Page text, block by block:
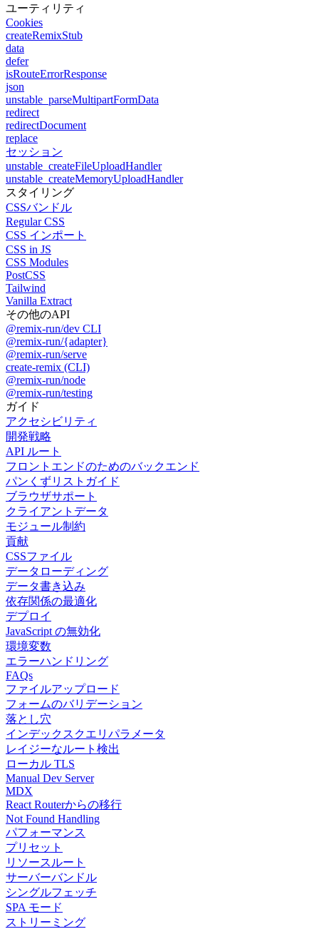
ユーティリティ
Cookies
createRemixStub
data
defer
isRouteErrorResponse
json
unstable_parseMultipartFormData
redirect
redirectDocument
replace
セッション
unstable_createFileUploadHandler
unstable_createMemoryUploadHandler
スタイリング
CSSバンドル
Regular CSS
CSS インポート
CSS in JS
CSS Modules
PostCSS
Tailwind
Vanilla Extract
その他のAPI
@remix-run/dev CLI
@remix-run/{adapter}
@remix-run/serve
create-remix (CLI)
@remix-run/node
@remix-run/testing
ガイド
アクセシビリティ
開発戦略
API ルート
フロントエンドのためのバックエンド
パンくずリストガイド
ブラウザサポート
クライアントデータ
モジュール制約
貢献
CSSファイル
データローディング
データ書き込み
依存関係の最適化
デプロイ
JavaScript の無効化
環境変数
エラーハンドリング
FAQs
ファイルアップロード
フォームのバリデーション
落とし穴
インデックスクエリパラメータ
レイジーなルート検出
ローカル TLS
Manual Dev Server
MDX
React Routerからの移行
Not Found Handling
パフォーマンス
プリセット
リソースルート
サーバーバンドル
シングルフェッチ
SPA モード
ストリーミング